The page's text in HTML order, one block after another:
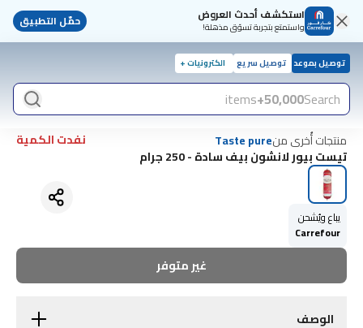
استكشف أحدث العروض
واستمتع بتجربة تسوّق مذهلة! حمّل التطبيق
توصيل بموعد توصيل سريع الكترونيات +
Search
50,000+
items
منتجات أُخرى منTaste pure
نفدت الكمية
تيست بيور لانشون بيف سادة - 250 جرام
يباع ويُشحن
Carrefour
غير متوفر
الوصف